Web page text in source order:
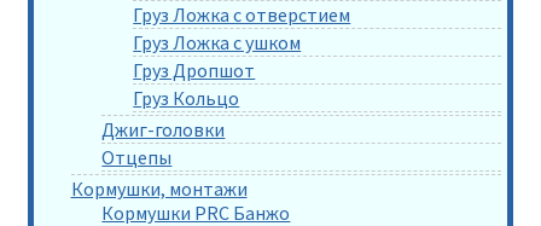
Груз Ложка с отверстием
Груз Ложка с ушком
Груз Дропшот
Груз Кольцо
Джиг-головки
Отцепы
Кормушки, монтажи
Кормушки PRC Банжо